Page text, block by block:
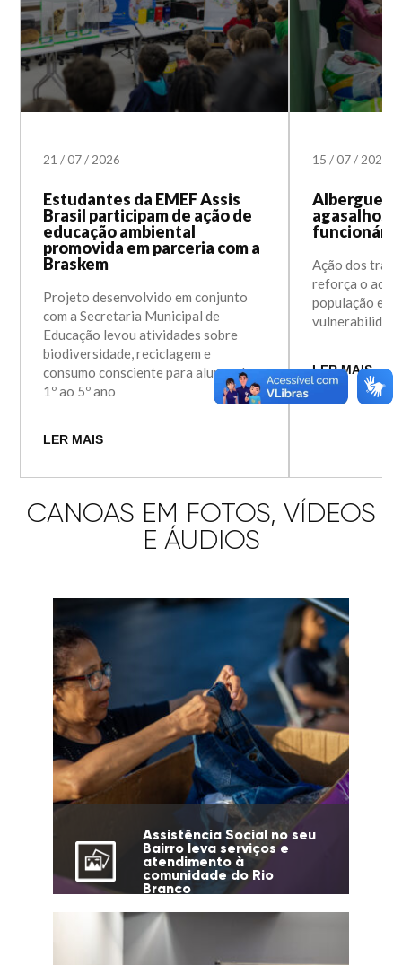
21/07/ 2026
Estudantes da EMEF Assis
Brasil participam de ação de
educação ambiental
promovida em parceria com a
Braskem
Projeto desenvolvido em conjunto
com a Secretaria Municipal de
Educação levou atividades sobre
biodiversidade, reciclagem e
consumo consciente para alunos do
1º ao 5º ano
LER MAIS
15/07/ 2026
Albergue
agasalhos
Ação dos
reforça o
população em
LER MAIS
CANOAS EM FOTOS, VÍDEOS
E ÁUDIOS
Assistência Social no seu
Bairro leva serviços e
atendimento à
comunidade do Rio
Branco